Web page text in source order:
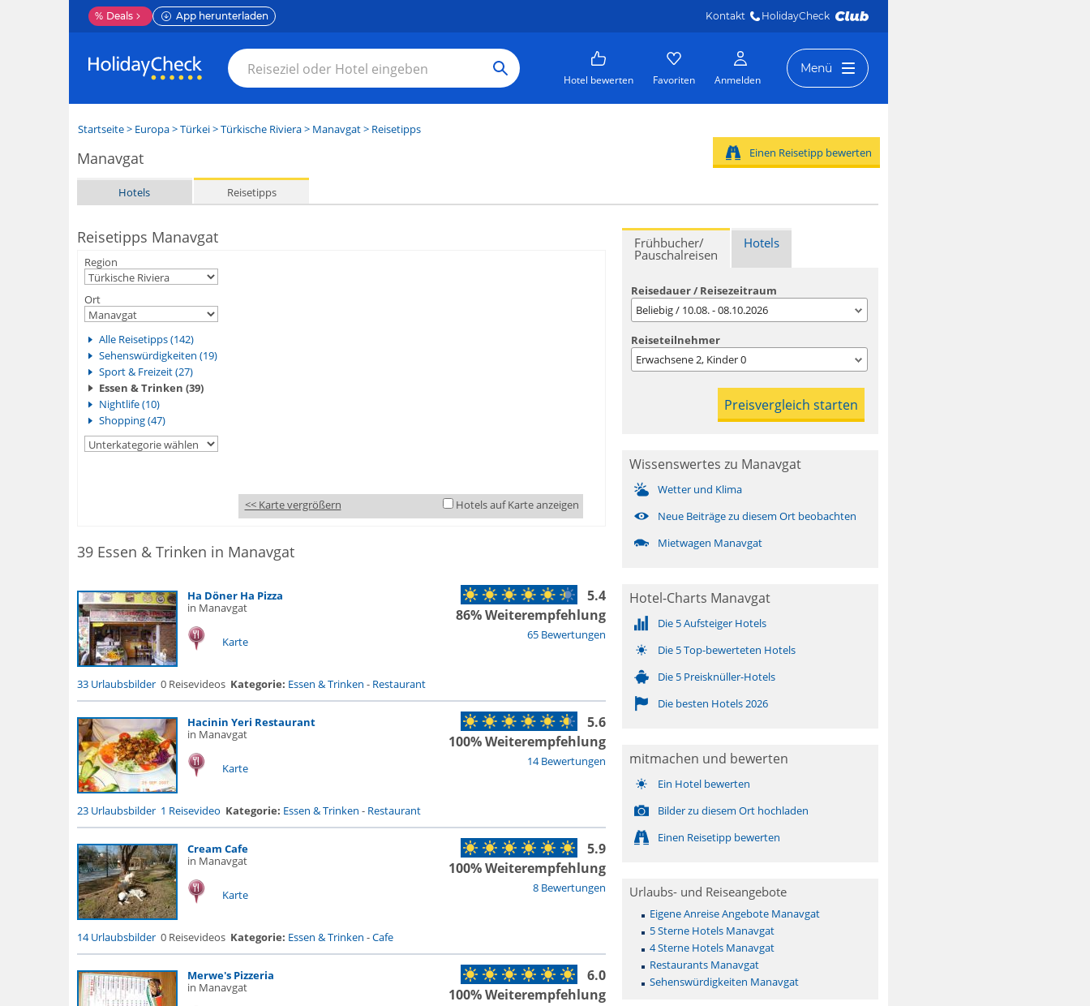
% Deals App herunterladen Kontakt HolidayCheck
Hotel bewerten Favoriten Anmelden
Menü
Startseite> Europa>Türkei>Türkische Riviera> Manavgat> Reisetipps
Manavgat
Hotels Reisetipps
Einen Reisetipp bewerten
Reisetipps Manavgat
Region
Ort
Alle Reisetipps (142)
Sehenswürdigkeiten (19)
Sport & Freizeit (27)
Essen & Trinken (39)
Nightlife (10)
Shopping (47)
<< Karte vergrößern Hotels auf Karte anzeigen
39 Essen & Trinken in Manavgat
Ha Döner Ha Pizza
in Manavgat
Karte 65 Bewertungen
5.4
86% Weiterempfehlung
33 Urlaubsbilder 0 Reisevideos Kategorie: Essen & Trinken - Restaurant
Hacinin Yeri Restaurant
in Manavgat
Karte 14 Bewertungen
5.6
100% Weiterempfehlung
23 Urlaubsbilder 1 Reisevideo Kategorie: Essen & Trinken - Restaurant
Cream Cafe
in Manavgat
Karte 8 Bewertungen
5.9
100% Weiterempfehlung
14 Urlaubsbilder 0 Reisevideos Kategorie: Essen & Trinken -Cafe
Merwe's Pizzeria
in Manavgat
6.0
100% Weiterempfehlung
Frühbucher/
Pauschalreisen
Hotels
Reisedauer / Reisezeitraum
Beliebig / 10.08. - 08.10.2026
Reiseteilnehmer
Erwachsene2, Kinder0
Wissenswertes zu Manavgat
Wetter und Klima
Neue Beiträge zu diesem Ort beobachten
Mietwagen Manavgat
Hotel-Charts Manavgat
Die 5 Aufsteiger Hotels
Die 5 Top-bewerteten Hotels
Die 5 Preisknüller-Hotels
Die besten Hotels 2026
mitmachen und bewerten
Ein Hotel bewerten
Bilder zu diesem Ort hochladen
Einen Reisetipp bewerten
Urlaubs- und Reiseangebote
Eigene Anreise Angebote Manavgat
5 Sterne Hotels Manavgat
4 Sterne Hotels Manavgat
Restaurants Manavgat
Sehenswürdigkeiten Manavgat